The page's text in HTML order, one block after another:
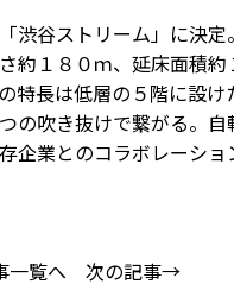
谷ストリーム」に決
約１８０ｍ、延床面積
特長は低層の５階に設
の吹き抜けで繋がる。
企業とのコラボレーシ
一覧へ 次の記事→